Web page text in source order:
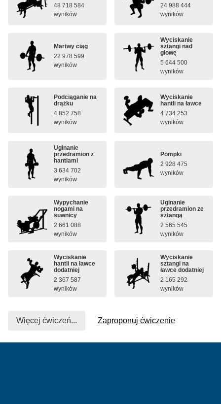
48 718 584
wyników
24 988 444
wyników
Martwy ciąg
22 978 599
wyników
Wyciskanie
sztangi nad
głowę
5 644 500
wyników
Podciąganie na
drążku
4 852 758
wyników
Wyciskanie
hantli na ławce
4 734 253
wyników
Uginanie
przedramion z
hantlami
3 634 702
wyników
Pompki
2 928 475
wyników
Wypychanie
nogami na
suwnicy
2 661 088
wyników
Uginanie
przedramion ze
sztangą
2 565 545
wyników
Wyciskanie
hantli na ławce
dodatniej
2 367 587
wyników
Wyciskanie
sztangi na
ławce dodatniej
2 165 292
wyników
Więcej ćwiczeń... Zaproponuj ćwiczenie